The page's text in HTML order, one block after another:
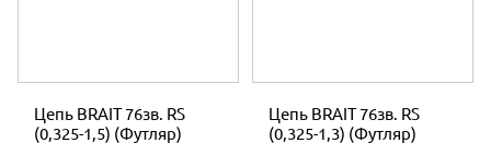
Цепь BRAIT 76зв. RS
(0,325-1,5) (Футляр)
Цепь BRAIT 76зв. RS
(0,325-1,3) (Футляр)